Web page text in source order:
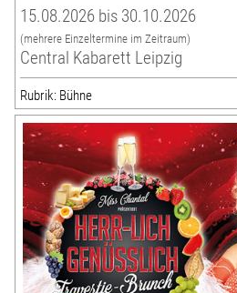
15.08.2026 bis 30.10.2026
(mehrere Einzeltermine im Zeitraum)
Central Kabarett Leipzig
Rubrik: Bühne